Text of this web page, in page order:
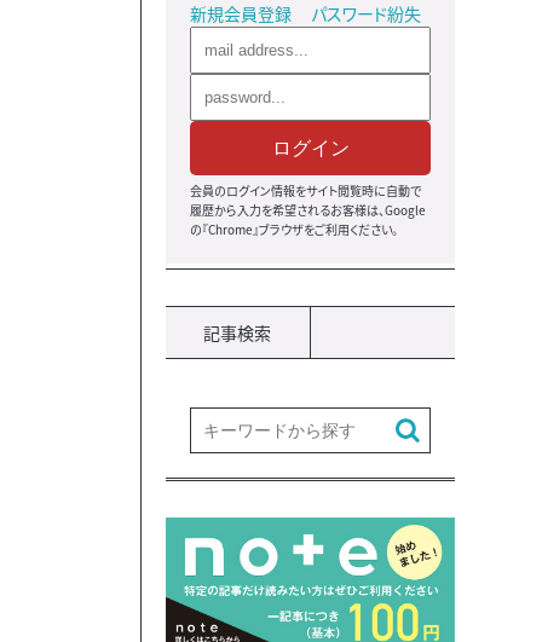
新規会員登録 パスワード紛失
ログイン
会員のログイン情報をサイト閲覧時に自動で
履歴から入力を希望されるお客様は、Google
の『Chrome』ブラウザをご利用ください。
記事検索